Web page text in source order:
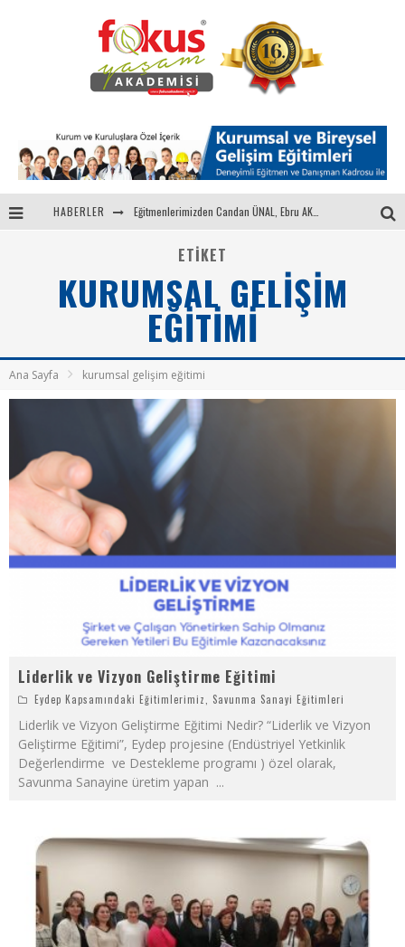
HABERLER
Fokus Yaşam Akademisi 15. Yılında Gençleri Nasa, Harvard, Yale ile Buluşturacak!
ETIKET
KURUMSAL GELIŞIM
EĞITIMI
Ana Sayfa kurumsal gelişim eğitimi
Liderlik ve Vizyon Geliştirme Eğitimi
Eydep Kapsamındaki Eğitimlerimiz, Savunma Sanayi Eğitimleri
Liderlik ve Vizyon Geliştirme Eğitimi Nedir? “Liderlik ve Vizyon
Geliştirme Eğitimi”, Eydep projesine (Endüstriyel Yetkinlik
Değerlendirme ve Destekleme programı ) özel olarak,
Savunma Sanayine üretim yapan ...